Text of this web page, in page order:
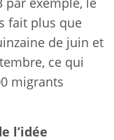
fait plus que
de juin et
ce qui
migrants
l’idée